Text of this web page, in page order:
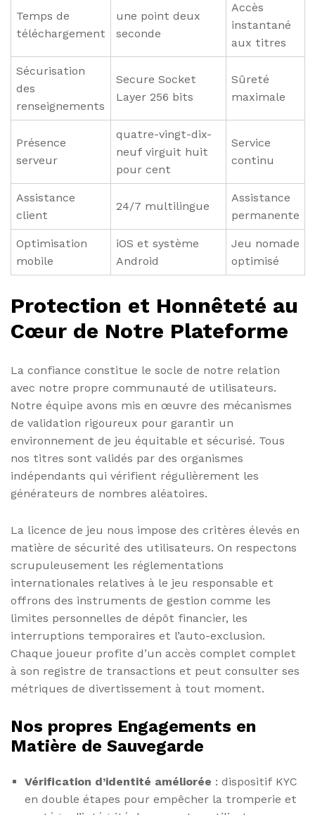
Temps de
téléchargement
une point deux
seconde
Accès
instantané
aux titres
Sécurisation
des
renseignements
Secure Socket
Layer 256 bits
Sûreté
maximale
Présence
serveur
quatre-vingt-dix-
neuf virguit huit
pour cent
Service
continu
Assistance
client
24/7 multilingue
Assistance
permanente
Optimisation
mobile
iOS et système
Android
Jeu nomade
optimisé
Protection et Honnêteté au
Cœur de Notre Plateforme
La confiance constitue le socle de notre relation
avec notre propre communauté de utilisateurs.
Notre équipe avons mis en œuvre des mécanismes
de validation rigoureux pour garantir un
environnement de jeu équitable et sécurisé. Tous
nos titres sont validés par des organismes
indépendants qui vérifient régulièrement les
générateurs de nombres aléatoires.
La licence de jeu nous impose des critères élevés en
matière de sécurité des utilisateurs. On respectons
scrupuleusement les réglementations
internationales relatives à le jeu responsable et
offrons des instruments de gestion comme les
limites personnelles de dépôt financier, les
interruptions temporaires et l’auto-exclusion.
Chaque joueur profite d’un accès complet complet
à son registre de transactions et peut consulter ses
métriques de divertissement à tout moment.
Nos propres Engagements en
Matière de Sauvegarde
Vérification d’identité améliorée : dispositif KYC
en double étapes pour empêcher la tromperie et